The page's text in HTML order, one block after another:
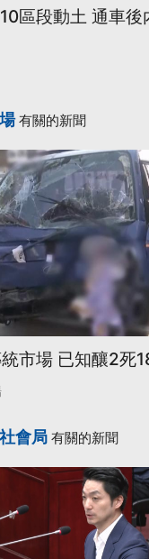
區段動土 通車後
有關的新聞
市場 已知釀2死
會局 有關的新聞